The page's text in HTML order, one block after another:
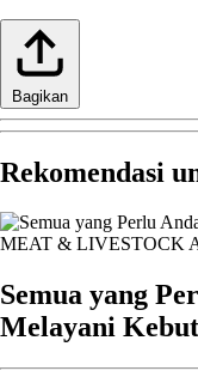
Bagikan
Rekomendasi
MEAT & LIVESTOCK
Semua yang
Melayani